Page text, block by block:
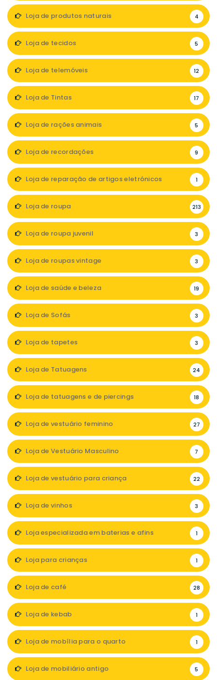
Loja de produtos naturais 4
Loja de tecidos 5
Loja de telemóveis 12
Loja de Tintas 17
Loja de rações animais 5
Loja de recordações 9
Loja de reparação de artigos eletrónicos 1
Loja de roupa 213
Loja de roupa juvenil 3
Loja de roupas vintage 3
Loja de saúde e beleza 19
Loja de Sofás 3
Loja de tapetes 3
Loja de Tatuagens 24
Loja de tatuagens e de piercings 18
Loja de vestuário feminino 27
Loja de Vestuário Masculino 7
Loja de vestuário para criança 22
Loja de vinhos 3
Loja especializada em baterias e afins 1
Loja para crianças 1
Loja de café 28
Loja de kebab 1
Loja de mobília para o quarto 1
Loja de mobiliário antigo 5